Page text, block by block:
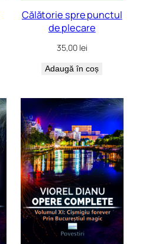
Călătorie spre punctul
de plecare
35,00 lei
Adaugă în coș